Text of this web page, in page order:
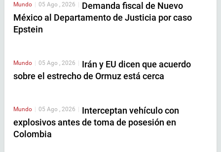
Mundo 05 Ago , 2026
Demanda fiscal de Nuevo
México al Departamento de Justicia por caso
Epstein
Mundo 05 Ago , 2026
Irán y EU dicen que acuerdo
sobre el estrecho de Ormuz está cerca
Mundo 05 Ago , 2026
Interceptan vehículo con
explosivos antes de toma de posesión en
Colombia